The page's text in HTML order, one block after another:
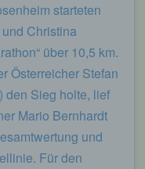
starteten
Christina
über 10,5 km.
Österreicher Stefan
den Sieg holte, lief
Mario Bernhardt
und
Für den